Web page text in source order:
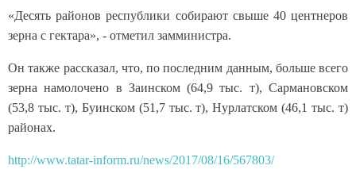
«Десять районов республики собирают свыше 40 центнеров
зерна с гектара», - отметил замминистра.
Он также рассказал, что, по последним данным, больше всего
зерна намолочено в Заинском (64,9 тыс. т), Сармановском
(53,8 тыс. т), Буинском (51,7 тыс. т), Нурлатском (46,1 тыс. т)
районах.
http://www.tatar-inform.ru/news/2017/08/16/567803/